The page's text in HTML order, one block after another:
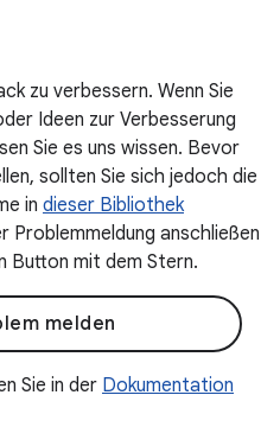
zu verbessern. Wenn Sie
Ideen zur Verbesserung
Sie es uns wissen. Bevor
sollten Sie sich jedoch die
in dieser Bibliothek
Problemmeldung anschließen
Button mit dem Stern.
melden
Sie in der Dokumentation